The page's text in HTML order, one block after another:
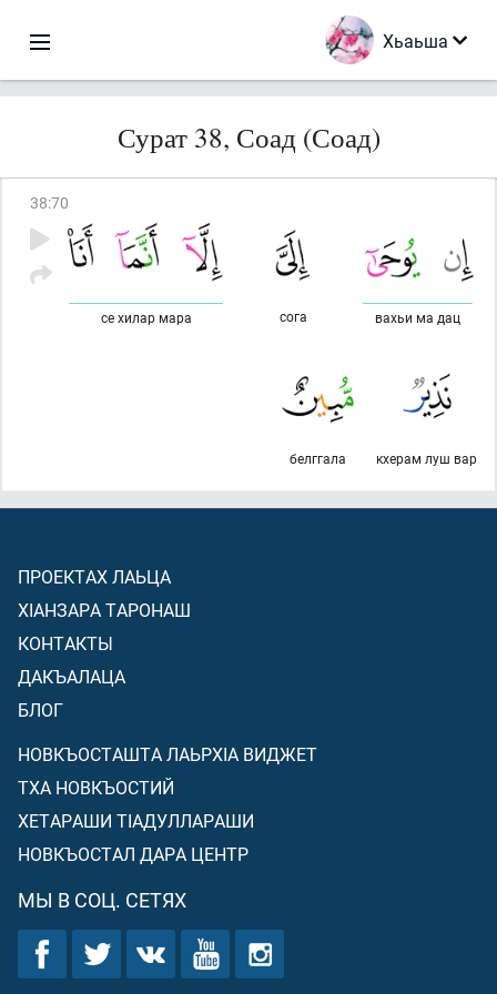
Хьаьша
Сурат 38, Соад (Соад)
38:70
вахьи ма дац
сога
се хилар мара
кхерам луш вар
белггала
ПРОЕКТАХ ЛАЬЦА
ХIАНЗАРА ТАРОНАШ
КОНТАКТЫ
ДАКЪАЛАЦА
БЛОГ
НОВКЪОСТАШТА ЛАЬРХIА ВИДЖЕТ
ТХА НОВКЪОСТИЙ
ХЕТАРАШИ ТIАДУЛЛАРАШИ
НОВКЪОСТАЛ ДАРА ЦЕНТР
МЫ В СОЦ. СЕТЯХ